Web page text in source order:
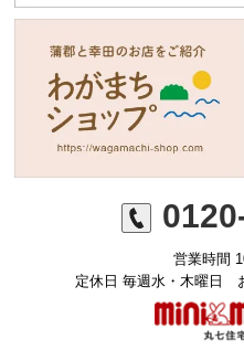
営業時間
定休日 毎週水・木曜日